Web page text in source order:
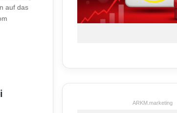
auf das
ARKM.marketing